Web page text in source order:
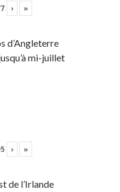
› »
d’Angleterre
mi-juillet
› »
de l’Irlande